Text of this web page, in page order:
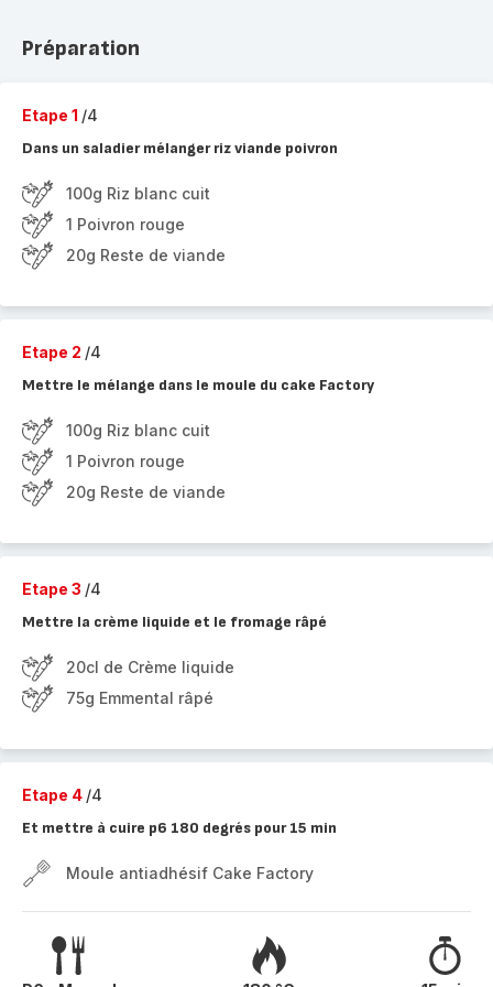
Préparation
Etape 1 /4
Dans un saladier mélanger riz viande poivron
100g Riz blanc cuit
1 Poivron rouge
20g Reste de viande
Etape 2 /4
Mettre le mélange dans le moule du cake Factory
100g Riz blanc cuit
1 Poivron rouge
20g Reste de viande
Etape 3 /4
Mettre la crème liquide et le fromage râpé
20cl de Crème liquide
75g Emmental râpé
Etape 4 /4
Et mettre à cuire p6 180 degrés pour 15 min
Moule antiadhésif Cake Factory